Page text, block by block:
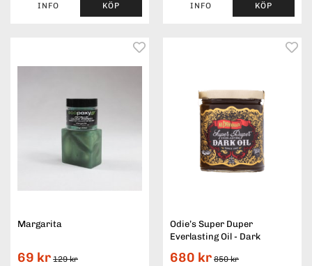
INFO KÖP INFO KÖP
Margarita
69 kr 129 kr
Odie’s Super Duper
Everlasting Oil - Dark
680 kr 850 kr